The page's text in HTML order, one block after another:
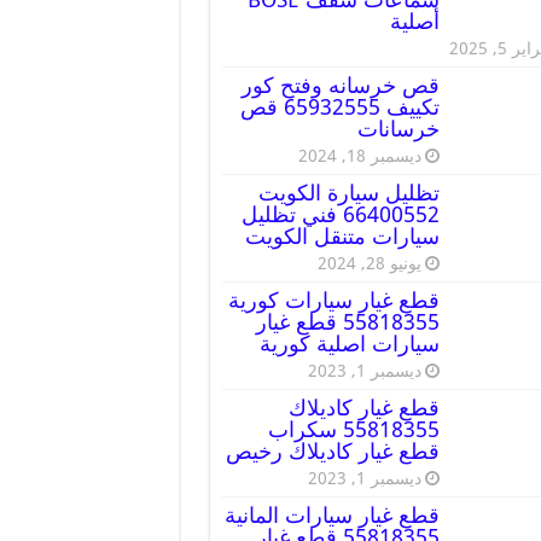
أصلية
5, 2025
قص خرسانه وفتح كور
تكييف 65932555 قص
خرسانات
ديسمبر 18, 2024
تظليل سيارة الكويت
66400552 فني تظليل
سيارات متنقل الكويت
يونيو 28, 2024
قطع غيار سيارات كورية
55818355 قطع غيار
سيارات اصلية كورية
ديسمبر 1, 2023
قطع غيار كاديلاك
55818355 سكراب
قطع غيار كاديلاك رخيص
ديسمبر 1, 2023
قطع غيار سيارات المانية